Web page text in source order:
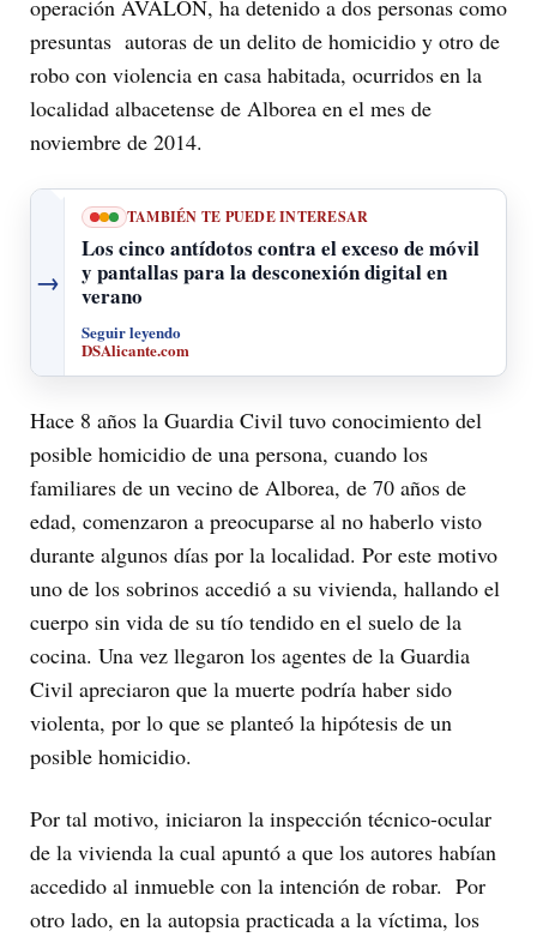
operación AVALON, ha detenido a dos personas como
presuntas autoras de un delito de homicidio y otro de
robo con violencia en casa habitada, ocurridos en la
localidad albacetense de Alborea en el mes de
noviembre de 2014.
→
TAMBIÉN TE PUEDE INTERESAR
Los cinco antídotos contra el exceso de móvil
y pantallas para la desconexión digital en
verano
Seguir leyendo
DSAlicante.com
Hace 8 años la Guardia Civil tuvo conocimiento del
posible homicidio de una persona, cuando los
familiares de un vecino de Alborea, de 70 años de
edad, comenzaron a preocuparse al no haberlo visto
durante algunos días por la localidad. Por este motivo
uno de los sobrinos accedió a su vivienda, hallando el
cuerpo sin vida de su tío tendido en el suelo de la
cocina. Una vez llegaron los agentes de la Guardia
Civil apreciaron que la muerte podría haber sido
violenta, por lo que se planteó la hipótesis de un
posible homicidio.
Por tal motivo, iniciaron la inspección técnico-ocular
de la vivienda la cual apuntó a que los autores habían
accedido al inmueble con la intención de robar. Por
otro lado, en la autopsia practicada a la víctima, los